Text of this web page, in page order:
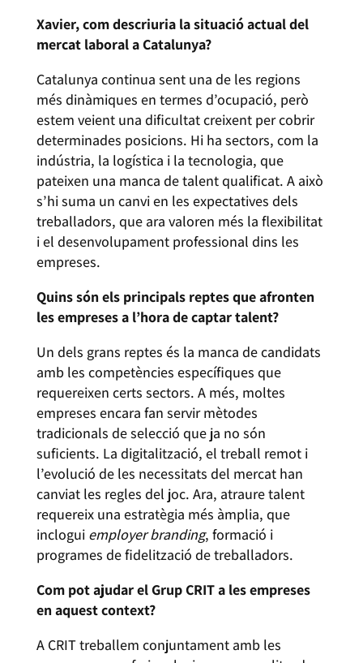
Xavier, com descriuria la situació actual del
mercat laboral a Catalunya?
Catalunya continua sent una de les regions
més dinàmiques en termes d’ocupació, però
estem veient una dificultat creixent per cobrir
determinades posicions. Hi ha sectors, com la
indústria, la logística i la tecnologia, que
pateixen una manca de talent qualificat. A això
s’hi suma un canvi en les expectatives dels
treballadors, que ara valoren més la flexibilitat
i el desenvolupament professional dins les
empreses.
Quins són els principals reptes que afronten
les empreses a l’hora de captar talent?
Un dels grans reptes és la manca de candidats
amb les competències específiques que
requereixen certs sectors. A més, moltes
empreses encara fan servir mètodes
tradicionals de selecció que ja no són
suficients. La digitalització, el treball remot i
l’evolució de les necessitats del mercat han
canviat les regles del joc. Ara, atraure talent
requereix una estratègia més àmplia, que
inclogui employer branding, formació i
programes de fidelització de treballadors.
Com pot ajudar el Grup CRIT a les empreses
en aquest context?
A CRIT treballem conjuntament amb les